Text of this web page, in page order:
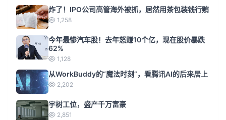
炸了！IPO公司高管海外被抓，居然用茶包装钱行贿
1,258
今年最惨汽车股！去年怒赚10个亿，现在股价暴跌
62%
1,128
从WorkBuddy的“魔法时刻”，看腾讯AI的后来居上
2,202
宇树工位，盛产千万富豪
2,851